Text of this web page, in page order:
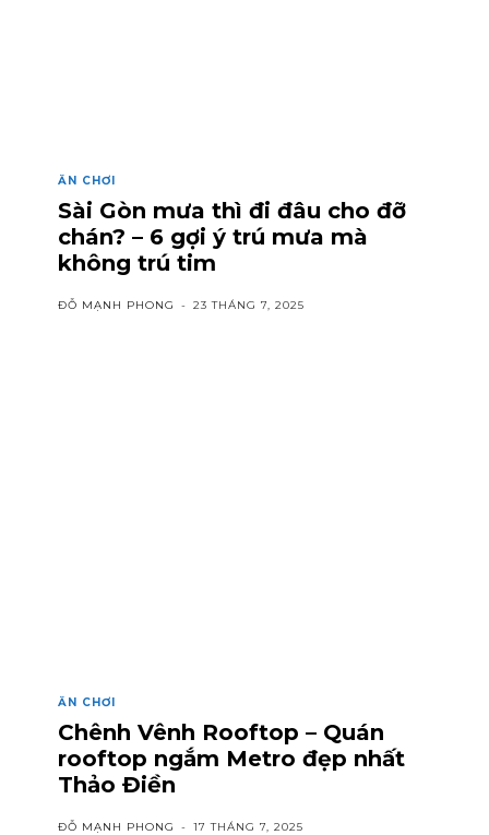
ĂN CHƠI
Sài Gòn mưa thì đi đâu cho đỡ
chán? – 6 gợi ý trú mưa mà
không trú tim
ĐỖ MẠNH PHONG - 23 THÁNG 7, 2025
ĂN CHƠI
Chênh Vênh Rooftop – Quán
rooftop ngắm Metro đẹp nhất
Thảo Điền
ĐỖ MẠNH PHONG - 17 THÁNG 7, 2025